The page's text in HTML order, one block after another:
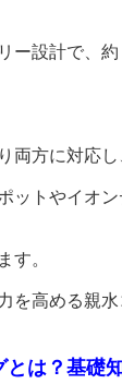
計で、約
に対応し、
やイオン
。
める親水コ
とは？基礎